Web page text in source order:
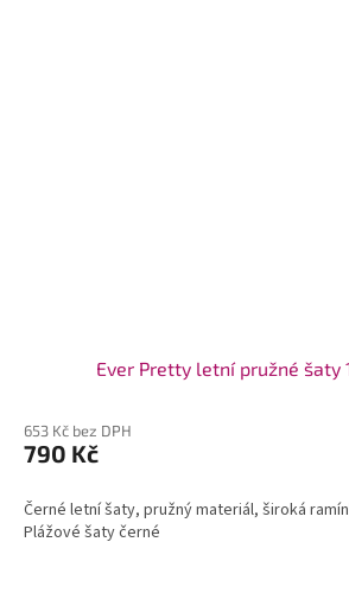
Ever Pretty letní pružné šaty
653 Kč bez DPH
790 Kč
Černé letní šaty, pružný materiál, široká
Plážové šaty černé